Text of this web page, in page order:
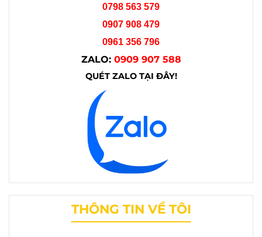
0798 563 579
0907 908 479
0961 356 796
ZALO: 0909 907 588
QUÉT ZALO TẠI ĐÂY!
THÔNG TIN VỀ TÔI